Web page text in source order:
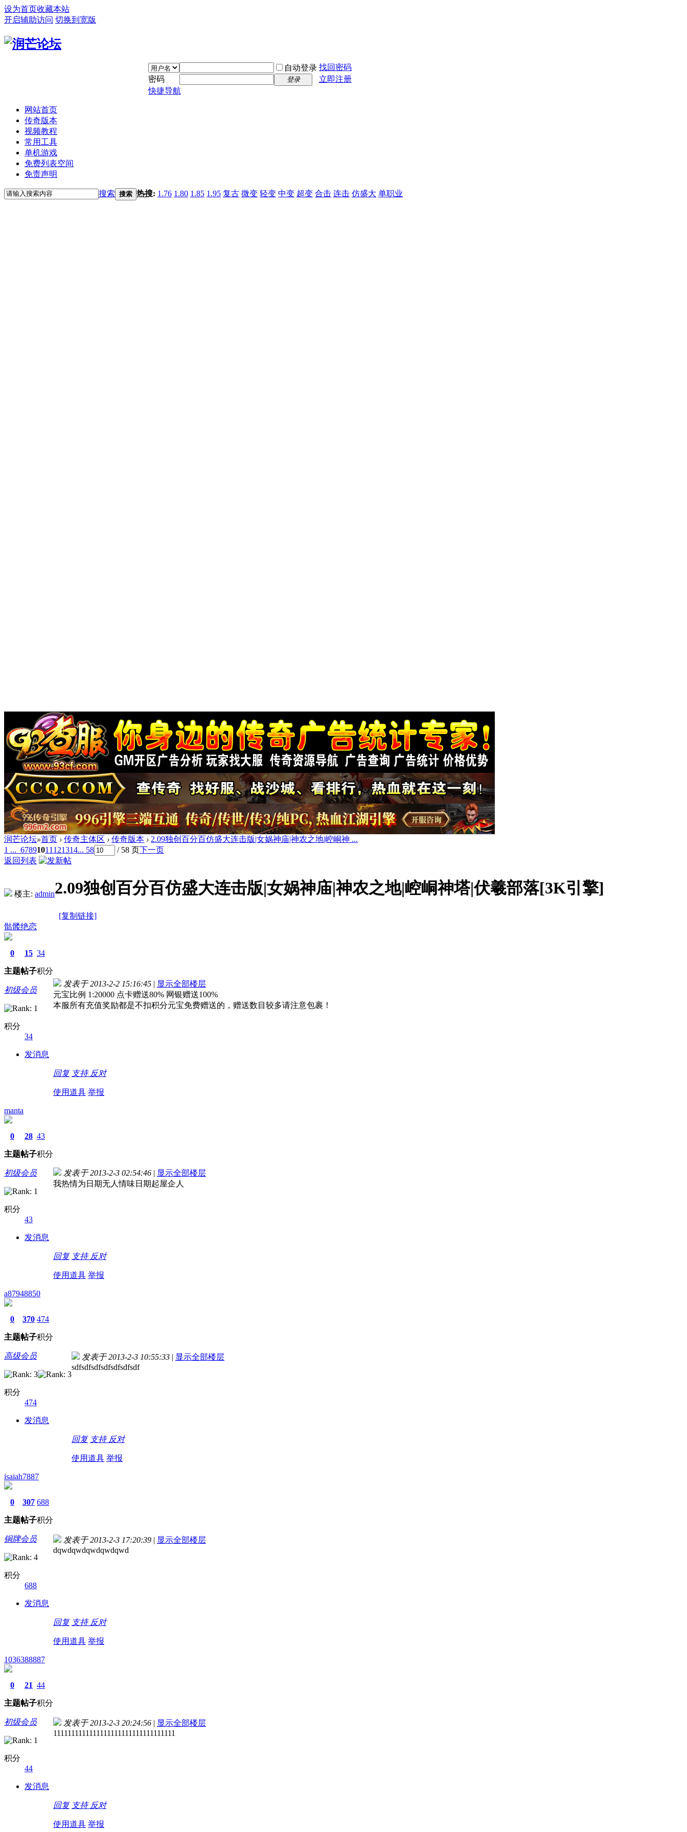
设为首页收藏本站
开启辅助访问 切换到宽版
自动登录 找回密码
密码
登录
立即注册
快捷导航
网站首页
传奇版本
视频教程
常用工具
单机游戏
免费列表空间
免责声明
搜索 搜索 热搜: 1.76 1.80 1.85 1.95 复古 微变 轻变 中变 超变 合击 连击 仿盛大 单职业
润芒论坛»首页 › 传奇主体区 › 传奇版本 › 2.09独创百分百仿盛大连击版|女娲神庙|神农之地|崆峒神 ...
1 ... 67891011 121314... 58 / 58 页下一页
返回列表
楼主: admin2.09独创百分百仿盛大连击版|女娲神庙|神农之地|崆峒神塔|伏羲部落[3K引擎]
[复制链接]
骷髅绝恋
0
主题
15
帖子
34
积分
初级会员
积分
34
发消息
发表于 2013-2-2 15:16:45 | 显示全部楼层
元宝比例 1:20000 点卡赠送80% 网银赠送100%
本服所有充值奖励都是不扣积分元宝免费赠送的，赠送数目较多请注意包裹！
回复 支持 反对
使用道具 举报
manta
0
主题
28
帖子
43
积分
初级会员
积分
43
发消息
发表于 2013-2-3 02:54:46 | 显示全部楼层
我热情为日期无人情味日期起屋企人
回复 支持 反对
使用道具 举报
a87948850
0
主题
370
帖子
474
积分
高级会员
积分
474
发消息
发表于 2013-2-3 10:55:33 | 显示全部楼层
sdfsdfsdfsdfsdfsdfsdf
回复 支持 反对
使用道具 举报
isaiah7887
0
主题
307
帖子
688
积分
铜牌会员
积分
688
发消息
发表于 2013-2-3 17:20:39 | 显示全部楼层
dqwdqwdqwdqwdqwd
回复 支持 反对
使用道具 举报
1036388887
0
主题
21
帖子
44
积分
初级会员
积分
44
发消息
发表于 2013-2-3 20:24:56 | 显示全部楼层
1111111111111111111111111111111111
回复 支持 反对
使用道具 举报